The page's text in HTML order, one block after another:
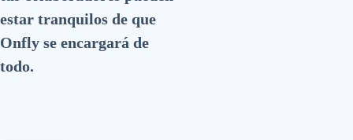
estar tranquilos de que
Onfly se encargará de
todo.